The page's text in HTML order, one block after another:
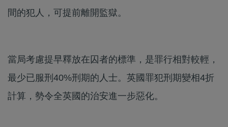
間的犯人，可提前離開監獄。
當局考慮提早釋放在囚者的標準，是罪行相對較輕，
最少已服刑40%刑期的人士。英國罪犯刑期變相4折
計算，勢令全英國的治安進一步惡化。